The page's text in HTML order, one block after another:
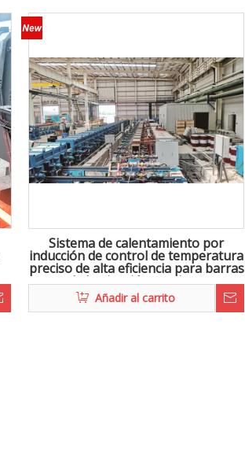
Sistema de calentamiento por
inducción de control de temperatura
preciso de alta eficiencia para barras
de laminación continua
Añadir al carrito